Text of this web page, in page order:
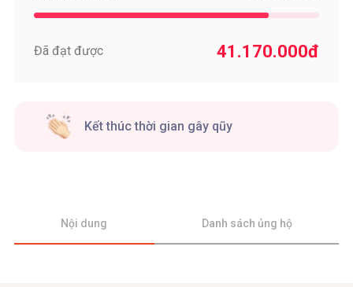
Đã đạt được 41.170.000đ
Kết thúc thời gian gây qũy
Nội dung Danh sách ủng hộ